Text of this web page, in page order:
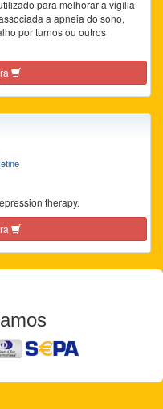
para melhorar a vigília
a apneia do sono,
por turnos ou outros
therapy.